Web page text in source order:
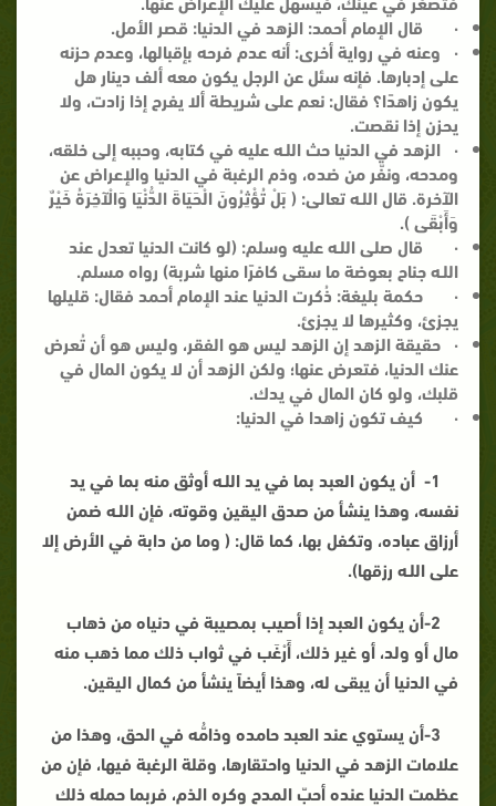
· قال الإمام أحمد: الزهد في الدنيا: قصر الأمل.
· وعنه في رواية أخرى: أنه عدم فرحه بإقبالها، وعدم حزنه
على إدبارها. فإنه سئل عن الرجل يكون معه ألف دينار هل
يكون زاهدًا؟ فقال: نعم على شريطة ألا يفرح إذا زادت، ولا
يحزن إذا نقصت.
· الزهد في الدنيا حث اللـه عليه في كتابه، وحببه إلى خلقه،
ومدحه، ونفّر من ضده، وذم الرغبة في الدنيا والإعراض عن
الآخرة. قال اللـه تعالى: ( بَلْ تُؤْثِرُونَ الْحَيَاةَ الدُّنْيَا وَالْآخِرَةُ خَيْرٌ
وَأَبْقَى ).
· قال صلى اللـه عليه وسلم: (لو كانت الدنيا تعدل عند
اللـه جناح بعوضة ما سقى كافرًا منها شربة) رواه مسلم.
· حكمة بليغة: ذُكرت الدنيا عند الإمام أحمد فقال: قليلها
يجزئ، وكثيرها لا يجزئ.
· حقيقة الزهدإن الزهد ليس هو الفقر، وليس هو أن تُعرض
عنك الدنيا، فتعرض عنها؛ ولكن الزهد أن لا يكون المال في
قلبك، ولو كان المال في يدك.
· كيف تكون زاهدا في الدنيا:
1-
أن يكون العبد بما في يد اللـه أوثق منه بما في يد
نفسه، وهذا ينشأ من صدق اليقين وقوته، فإن اللـه ضمن
أرزاق عباده، وتكفل بها، كما قال: ( وما من دابة في الأرض إلا
على اللـه رزقها).
2- أن يكون العبد إذا أصيب بمصيبة في دنياهمن ذهاب
مال أو ولد، أو غير ذلك، أَرْغَب في ثواب ذلك مما ذهب منه
في الدنيا أن يبقى له، وهذا أيضاً ينشأ من كمال اليقين.
3- أن يستوي عند العبد حامده وذامُّه في الحق، وهذا من
علامات الزهد في الدنيا واحتقارها، وقلة الرغبة فيها، فإن من
عظمت الدنيا عنده أحبّ المدح وكره الذم، فربما حمله ذلك